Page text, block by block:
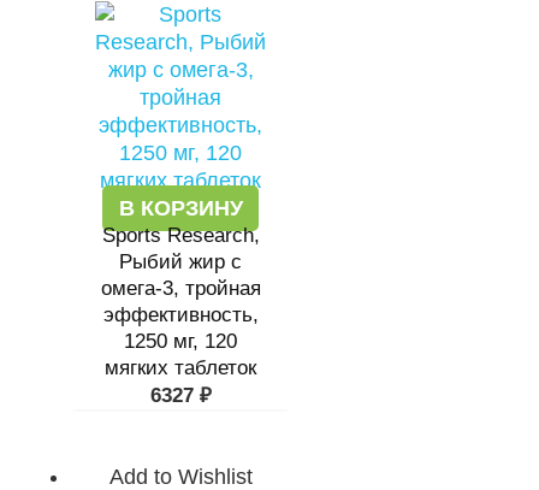
В КОРЗИНУ
Sports Research,
Рыбий жир с
омега-3, тройная
эффективность,
1250 мг, 120
мягких таблеток
6327 ₽
Add to Wishlist